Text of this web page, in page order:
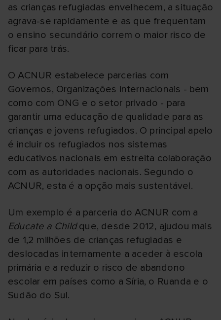
as crianças refugiadas envelhecem, a situação
agrava-se rapidamente e as que frequentam
o ensino secundário correm o maior risco de
ficar para trás.
O ACNUR estabelece parcerias com
Governos, Organizações internacionais - bem
como com ONG e o setor privado - para
garantir uma educação de qualidade para as
crianças e jovens refugiados. O principal apelo
é incluir os refugiados nos sistemas
educativos nacionais em estreita colaboração
com as autoridades nacionais. Segundo o
ACNUR, esta é a opção mais sustentável.
Um exemplo é a parceria do ACNUR com a
Educate a Childque, desde 2012, ajudou mais
de 1,2 milhões de crianças refugiadas e
deslocadas internamente a aceder à escola
primária e a reduzir o risco de abandono
escolar em países como a Síria, o Ruanda e o
Sudão do Sul.